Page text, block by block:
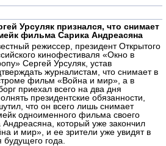
Урсуляк признался, что снимает
фильма Сарика Андреасяна
режиссер, президент Открытого
кинофестиваля «Окно в
Сергей Урсуляк, устав
журналистам, что снимает в
фильм «Война и мир», а в
приехал всего на два дня
президентские обязанности,
что он всего лишь снимает
одноименного фильма своего
который уже закончил
и мир», и ее зрители уже увидят в
года.